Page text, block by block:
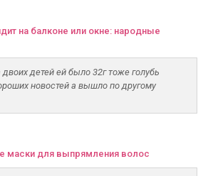
на балконе или окне: народные
детей ей было 32г тоже голубь
новостей а вышло по другому
маски для выпрямления волос